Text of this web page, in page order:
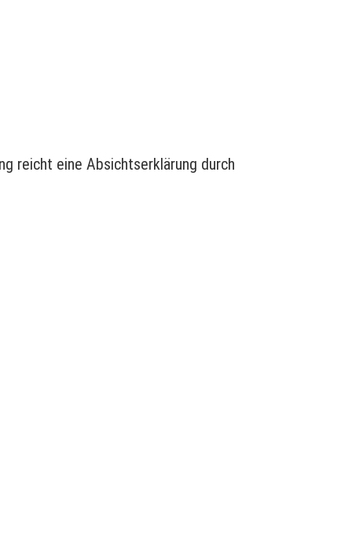
reicht eine Absichtserklärung durch